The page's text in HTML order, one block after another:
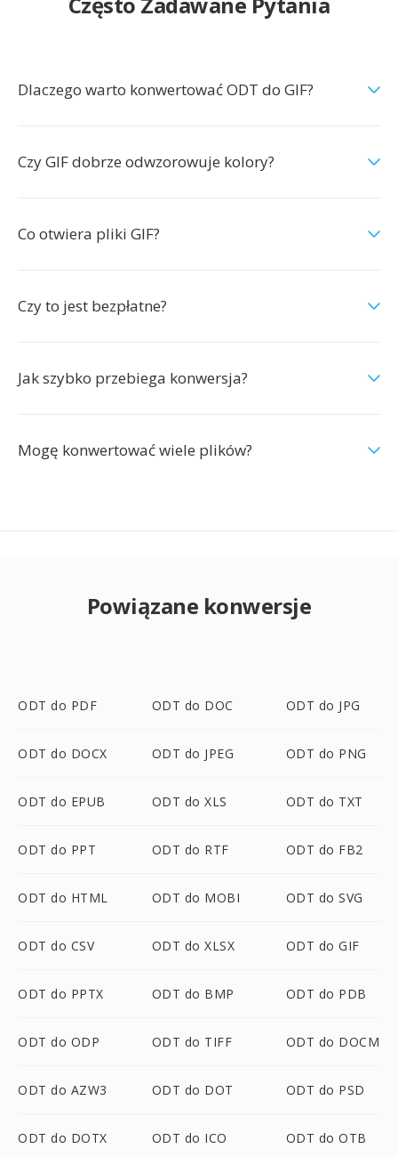
Dlaczego warto konwertować ODT do GIF?
Czy GIF dobrze odwzorowuje kolory?
Co otwiera pliki GIF?
Czy to jest bezpłatne?
Jak szybko przebiega konwersja?
Mogę konwertować wiele plików?
Powiązane konwersje
ODT do PDF ODT do DOC ODT do JPG
ODT do DOCX ODT do JPEG ODT do PNG
ODT do EPUB ODT do XLS ODT do TXT
ODT do PPT ODT do RTF ODT do FB2
ODT do HTML ODT do MOBI ODT do SVG
ODT do CSV ODT do XLSX ODT do GIF
ODT do PPTX ODT do BMP ODT do PDB
ODT do ODP ODT do TIFF ODT do DOCM
ODT do AZW3 ODT do DOT ODT do PSD
ODT do DOTX ODT do ICO ODT do OTB